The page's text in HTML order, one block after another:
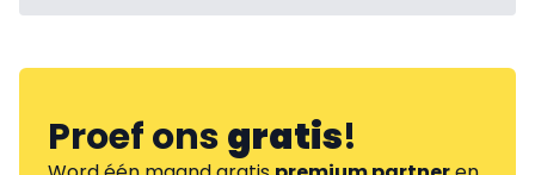
Proef onsgratis!